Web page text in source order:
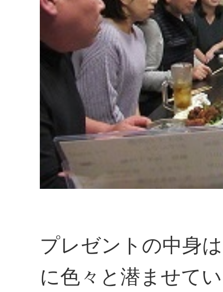
プレゼントの中身
に色々と潜ませて